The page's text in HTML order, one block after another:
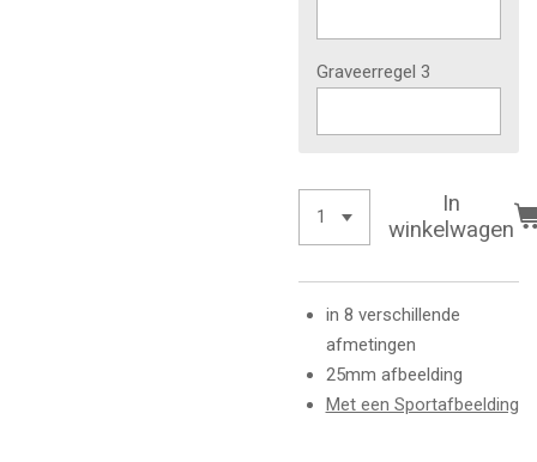
Graveerregel 3
In
winkelwagen
in 8 verschillende
afmetingen
25mm afbeelding
Met een Sportafbeelding